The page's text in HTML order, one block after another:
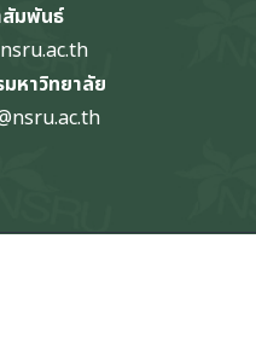
สัมพันธ์
มหาวิทยาลัย